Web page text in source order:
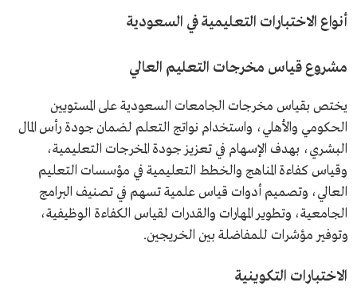
أنواع الاختبارات التعليمية في السعودية
مشروع قياس مخرجات التعليم العالي
يختص بقياس مخرجات الجامعات السعودية على المستويين
الحكومي والأهلي، واستخدام نواتج التعلم لضمان جودة رأس المال
البشري، بهدف الإسهام في تعزيز جودة المخرجات التعليمية،
وقياس كفاءة المناهج والخطط التعليمية في مؤسسات التعليم
العالي​، وتصميم أدوات قياس علمية تسهم في تصنيف البرامج
الجامعية، وتطوير المهارات والقدرات لقياس الكفاءة الوظيفية،
وتوفير مؤشرات للمفاضلة بين الخريجين.
الاختبارات التكوينية